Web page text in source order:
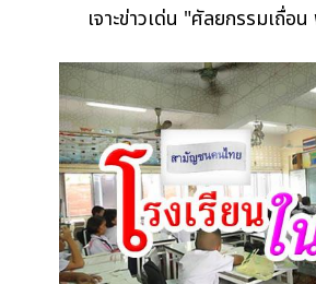
เจาะข่าวเด่น "ศัลยกรรมเถื่อ